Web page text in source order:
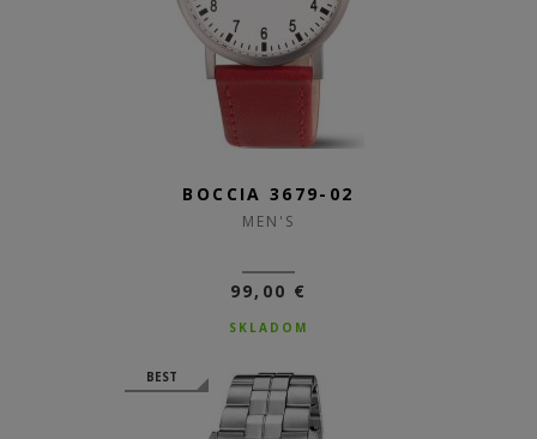
BOCCIA 3679-02
MEN'S
99,00 €
SKLADOM
BEST